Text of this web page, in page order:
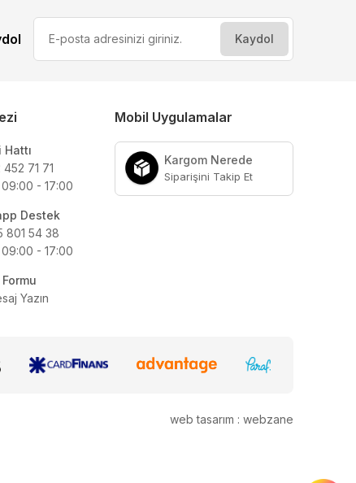
452 71 71
- 17:00
Destek
801 54 38
- 17:00
Yazın
Mobil Uygulamalar
Kargom Nerede
Siparişini Takip Et
web tasarım : webzane